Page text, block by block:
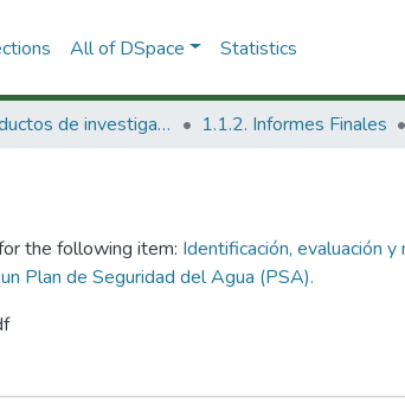
All of DSpace Statistics
1.1 Productos de investigación 1.1.2. Informes Finales
the following item: Identificación, evaluación
Plan de Seguridad del Agua (PSA).